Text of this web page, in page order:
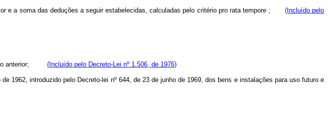
e a soma das deduções a seguir estabelecidas, calculadas pelo critério pro rata tempore ; (Incluído pelo
anterior; (Incluído pelo Decreto-Lei nº 1.506, de 1976)
introduzido pelo Decreto-lei nº 644, de 23 de junho de 1969, dos bens e instalações para uso futuro e